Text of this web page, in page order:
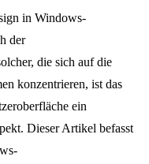
in Windows-
der
die sich auf die
konzentrieren, ist das
ein
Dieser Artikel befasst